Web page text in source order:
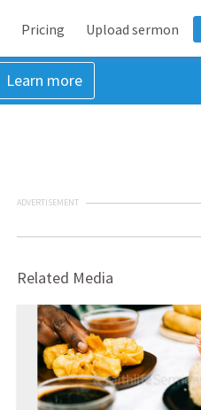
Pricing Upload sermon
Learn more
ADVERTISEMENT
Related Media